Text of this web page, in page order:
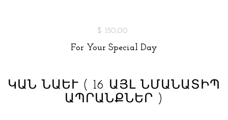
$ 150,00
For Your Special Day
ԿԱՆ ՆԱԵՒ ( 16 ԱՅԼ ՆՄԱՆԱՏԻՊ
ԱՊՐԱՆՔՆԵՐ )